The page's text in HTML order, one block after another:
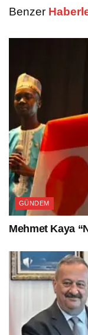
Benzer
GÜNDEM
Mehmet Kaya